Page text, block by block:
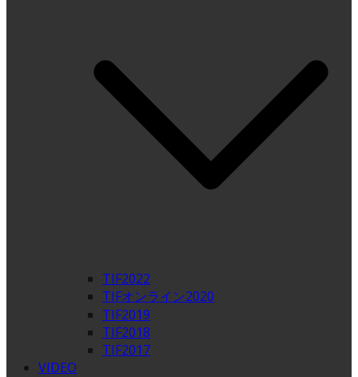
TIF2022
TIFオンライン2020
TIF2019
TIF2018
TIF2017
VIDEO